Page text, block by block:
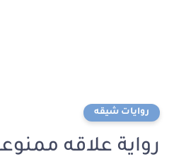
روايات شيقه
رواية علاقه